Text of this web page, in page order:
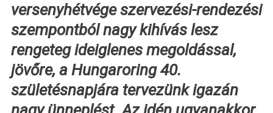
versenyhétvége szervezési-rendezési
szempontból nagy kihívás lesz
rengeteg ideiglenes megoldással,
jövőre, a Hungaroring 40.
születésnapjára tervezünk igazán